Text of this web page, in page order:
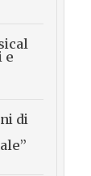
e
di